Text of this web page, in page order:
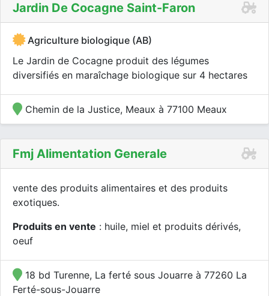
Jardin De Cocagne Saint-Faron
Agriculture biologique (AB)
Le Jardin de Cocagne produit des légumes
diversifiés en maraîchage biologique sur 4 hectares
Chemin de la Justice, Meaux à 77100 Meaux
Fmj Alimentation Generale
vente des produits alimentaires et des produits
exotiques.
Produits en vente : huile, miel et produits dérivés,
oeuf
18 bd Turenne, La ferté sous Jouarre à 77260 La
Ferté-sous-Jouarre